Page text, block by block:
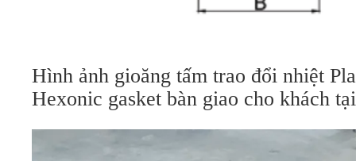
Hình ảnh gioăng tấm trao đổi nhiệt
Hexonic gasket bàn giao cho khách